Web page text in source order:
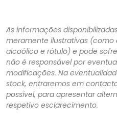
As informações
meramente ilustrativas (como
alcoólico e rótulo) e pode
não é responsável por
modificações. Na
stock, entraremos em
possível, para apresentar
respetivo esclarecimento.